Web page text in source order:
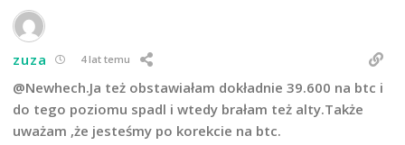
zuza 4 lat temu
@Newhech.Ja też obstawiałam dokładnie 39.600 na btc i
do tego poziomu spadl i wtedy brałam też alty.Także
uważam ,że jesteśmy po korekcie na btc.